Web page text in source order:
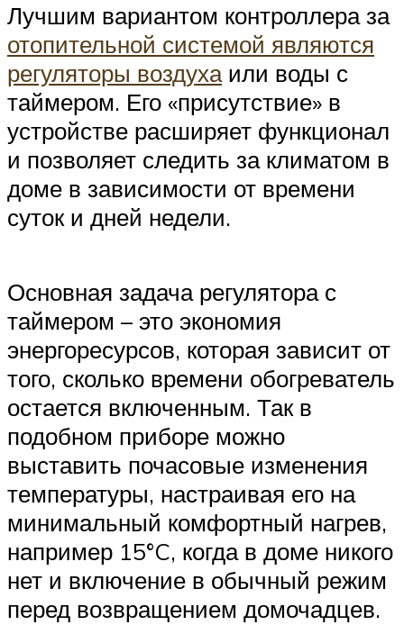
Лучшим вариантом контроллера за
отопительной системой являются
регуляторы воздухаили воды с
таймером. Его «присутствие» в
устройстве расширяет функционал
и позволяет следить за климатом в
доме в зависимости от времени
суток и дней недели.
Основная задача регулятора с
таймером – это экономия
энергоресурсов, которая зависит от
того, сколько времени обогреватель
остается включенным. Так в
подобном приборе можно
выставить почасовые изменения
температуры, настраивая его на
минимальный комфортный нагрев,
например 15°C, когда в доме никого
нет и включение в обычный режим
перед возвращением домочадцев.